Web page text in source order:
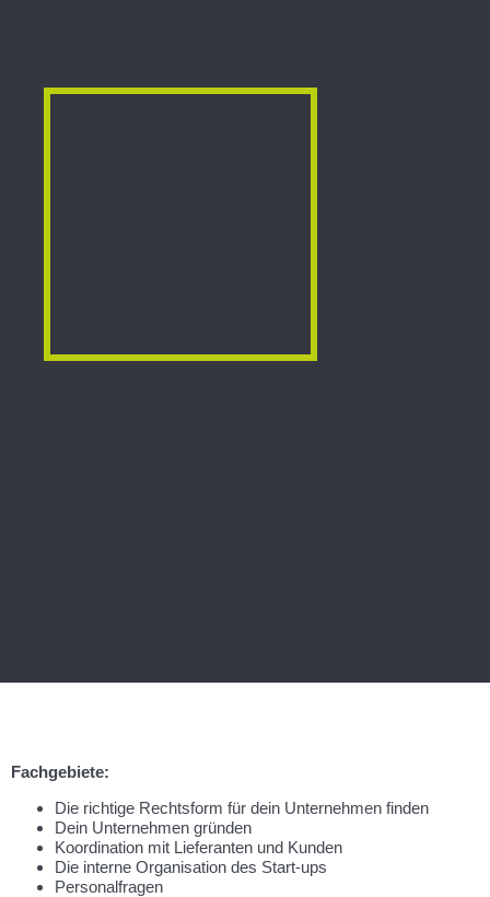
Fachgebiete:
Die richtige Rechtsform für dein Unternehmen finden
Dein Unternehmen gründen
Koordination mit Lieferanten und Kunden
Die interne Organisation des Start-ups
Personalfragen